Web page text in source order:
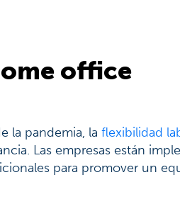
office
la pandemia, la flexibilidad
Las empresas están
para promover un